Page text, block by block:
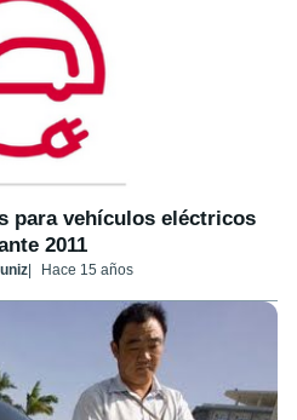
para vehículos eléctricos
2011
Hace 15 años